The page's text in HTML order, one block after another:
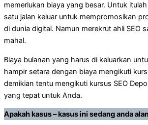
memerlukan biaya yang besar. Untuk
satu jalan keluar untuk mempromosikan
di dunia digital. Namun merekrut ahli SEO
mahal.
Biaya bulanan yang harus di keluarkan
hampir setara dengan biaya mengikuti
demikian tentu mengikuti kursus SEO
yang tepat untuk Anda.
Apakah kasus – kasus ini sedang anda